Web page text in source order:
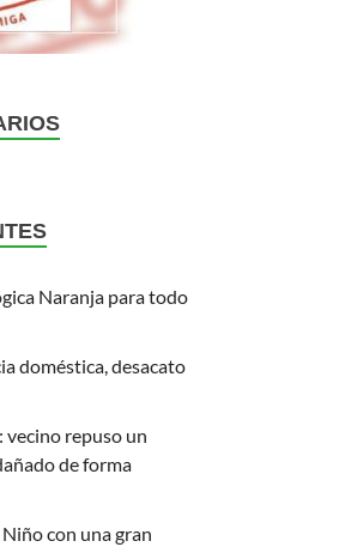
Naranja para todo
doméstica, desacato
vecino repuso un
de forma
con una gran